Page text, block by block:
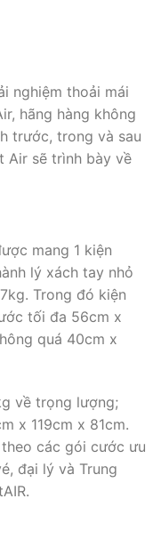
nghiệm thoải mái
hãng hàng không
trước, trong và sau
Air sẽ trình bày về
mang 1 kiện
lý xách tay nhỏ
Trong đó kiện
tối đa 56cm x
quá 40cm x
về trọng lượng;
x 119cm x 81cm.
các gói cước ưu
đại lý và Trung